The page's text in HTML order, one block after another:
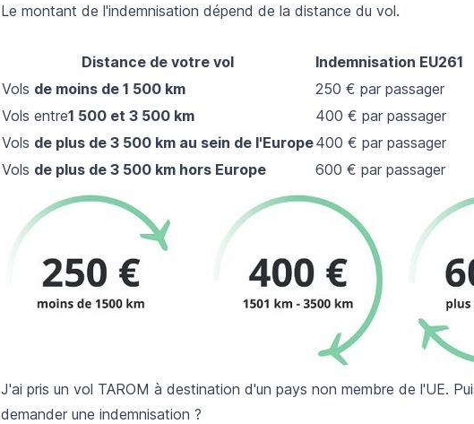
Le montant de l'indemnisation dépend de la distance du vol.
Distance de votre vol
Indemnisation EU261
Vols de moins de 1 500 km
250 € par passager
Vols entre1 500 et 3 500 km
400 € par passager
Vols de plus de 3 500 km au sein de l'Europe400 € par passager
Vols de plus de 3 500 km hors Europe 600 € par passager
J'ai pris un vol TAROM à destination d'un pays non membre de l'UE.
demander une indemnisation ?